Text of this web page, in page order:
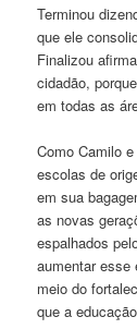
Terminou
que ele
Finalizou
cidadão,
em todas as
Como Camilo
escolas de
em sua
as novas
espalhados
aumentar esse
meio do
que a